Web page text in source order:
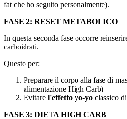
fat che ho seguito personalmente).
FASE 2: RESET METABOLICO
In questa seconda fase occorre
carboidrati.
Questo per:
Preparare il corpo alla fase di
alimentazione High Carb)
Evitare l’effetto yo-yo classico
FASE 3: DIETA HIGH CARB